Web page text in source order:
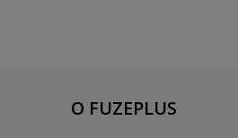
O FUZEPLUS